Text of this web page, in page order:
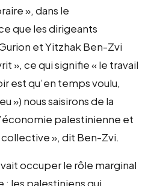
», dans le
que les dirigeants
et Yitzhak Ben-Zvi
», ce qui signifie « le travail
est qu’en temps voulu,
») nous saisirons de la
palestinienne et
collective », dit Ben-Zvi.
occuper le rôle marginal
les palestiniens qui